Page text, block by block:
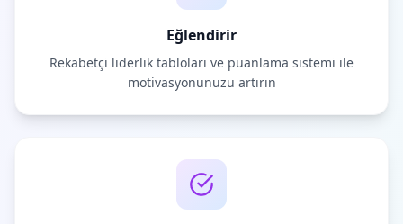
Eğlendirir
Rekabetçi liderlik tabloları ve puanlama sistemi ile
motivasyonunuzu artırın